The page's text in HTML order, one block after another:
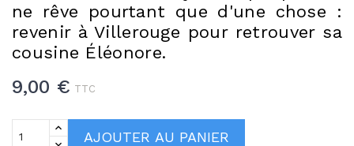
ne rêve pourtant que d'une chose :
revenir à Villerouge pour retrouver sa
cousine Éléonore.
9,00 € TTC
AJOUTER AU PANIER